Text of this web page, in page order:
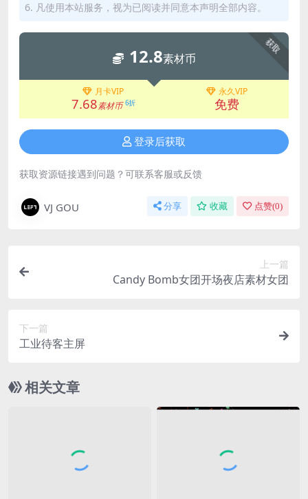
6. 凡使用本站服务，视为已阅读并同意本声明全部内容。
获取
12.8素材币
月卡VIP
7.68素材币 6折
永久VIP
免费
登录后获取
获取资源链接遇到问题？可联系客服或反馈
VJ GOU 分享 收藏 点赞(0)
上一篇
Candy Bomb女团开场夜店素材女团
下一篇
工业待客主屏
相关文章